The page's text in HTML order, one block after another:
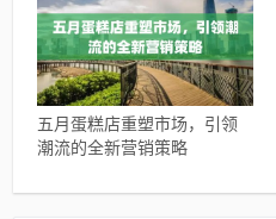
五月蛋糕店重塑市场，引领
潮流的全新营销策略